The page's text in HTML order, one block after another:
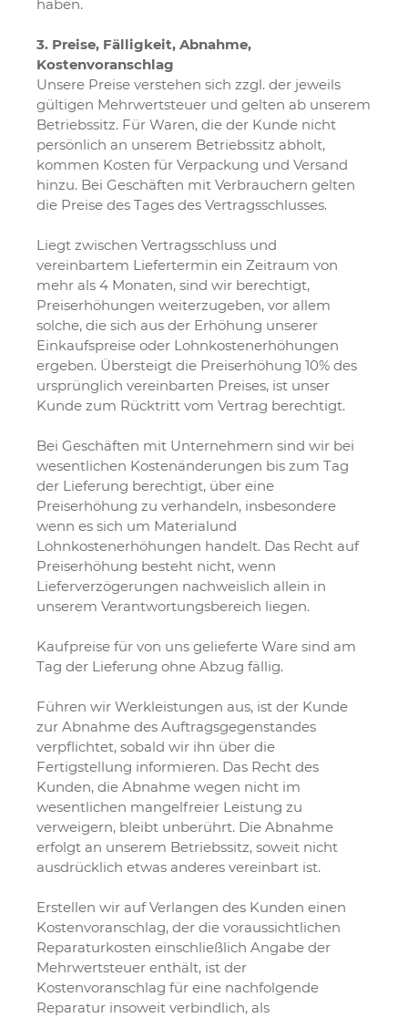
haben.
3. Preise, Fälligkeit, Abnahme,
Kostenvoranschlag
Unsere Preise verstehen sich zzgl. der jeweils
gültigen Mehrwertsteuer und gelten ab unserem
Betriebssitz. Für Waren, die der Kunde nicht
persönlich an unserem Betriebssitz abholt,
kommen Kosten für Verpackung und Versand
hinzu. Bei Geschäften mit Verbrauchern gelten
die Preise des Tages des Vertragsschlusses.
Liegt zwischen Vertragsschluss und
vereinbartem Liefertermin ein Zeitraum von
mehr als 4 Monaten, sind wir berechtigt,
Preiserhöhungen weiterzugeben, vor allem
solche, die sich aus der Erhöhung unserer
Einkaufspreise oder Lohnkostenerhöhungen
ergeben. Übersteigt die Preiserhöhung 10% des
ursprünglich vereinbarten Preises, ist unser
Kunde zum Rücktritt vom Vertrag berechtigt.
Bei Geschäften mit Unternehmern sind wir bei
wesentlichen Kostenänderungen bis zum Tag
der Lieferung berechtigt, über eine
Preiserhöhung zu verhandeln, insbesondere
wenn es sich um Materialund
Lohnkostenerhöhungen handelt. Das Recht auf
Preiserhöhung besteht nicht, wenn
Lieferverzögerungen nachweislich allein in
unserem Verantwortungsbereich liegen.
Kaufpreise für von uns gelieferte Ware sind am
Tag der Lieferung ohne Abzug fällig.
Führen wir Werkleistungen aus, ist der Kunde
zur Abnahme des Auftragsgegenstandes
verpflichtet, sobald wir ihn über die
Fertigstellung informieren. Das Recht des
Kunden, die Abnahme wegen nicht im
wesentlichen mangelfreier Leistung zu
verweigern, bleibt unberührt. Die Abnahme
erfolgt an unserem Betriebssitz, soweit nicht
ausdrücklich etwas anderes vereinbart ist.
Erstellen wir auf Verlangen des Kunden einen
Kostenvoranschlag, der die voraussichtlichen
Reparaturkosten einschließlich Angabe der
Mehrwertsteuer enthält, ist der
Kostenvoranschlag für eine nachfolgende
Reparatur insoweit verbindlich, als